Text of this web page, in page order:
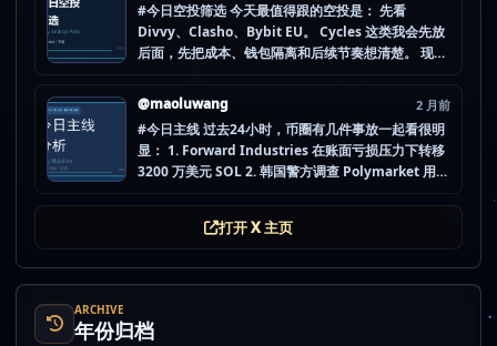
#今日空投筛选 今天最值得跟的空投是： 先看
Divvy、Clasho、Bybit EU。 Cycles 这类我会先放
后面，先把成本、钱包隔离和后续节奏想清楚。 现在
都没做扎实。 mao.lu/today-airdrop-selecti… #空
@maoluwang 2 月前
#今日主线 过去24小时，币圈有几件事放一起看很明
显： 1. Forward Industries 在账面亏损压力下转移
3200 万美元 SOL 2. 韩国警方调查 Polymarket 用户
打开 X 主页
ARCHIVE
年份归档